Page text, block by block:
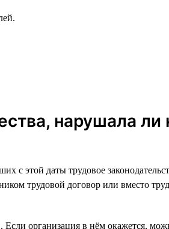
нарушала ли
с этой даты трудовое
трудовой договор или вместо
организация в нём окажется,